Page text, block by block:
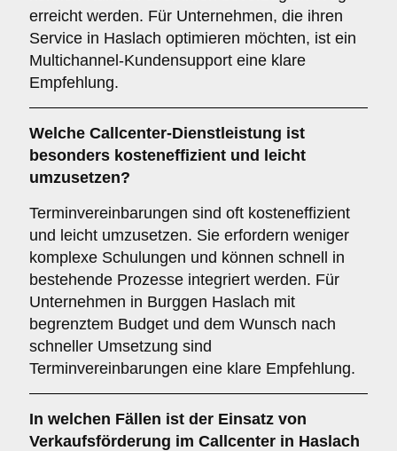
erreicht werden. Für Unternehmen, die ihren
Service in Haslach optimieren möchten, ist ein
Multichannel-Kundensupport eine klare
Empfehlung.
Welche Callcenter-Dienstleistung ist
besonders kosteneffizient und leicht
umzusetzen?
Terminvereinbarungen sind oft kosteneffizient
und leicht umzusetzen. Sie erfordern weniger
komplexe Schulungen und können schnell in
bestehende Prozesse integriert werden. Für
Unternehmen in Burggen Haslach mit
begrenztem Budget und dem Wunsch nach
schneller Umsetzung sind
Terminvereinbarungen eine klare Empfehlung.
In welchen Fällen ist der Einsatz von
Verkaufsförderung im Callcenter in Haslach